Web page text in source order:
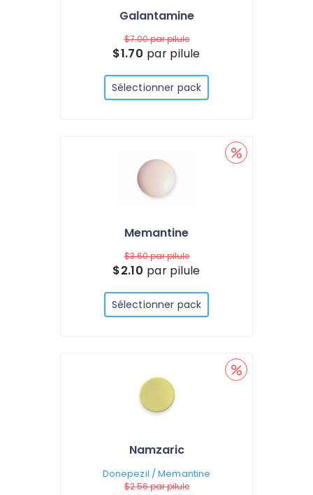
Galantamine
$7.00par pilule
$1.70 par pilule
Sélectionner pack
Memantine
$3.60par pilule
$2.10 par pilule
Sélectionner pack
Namzaric
Donepezil / Memantine
$2.56par pilule